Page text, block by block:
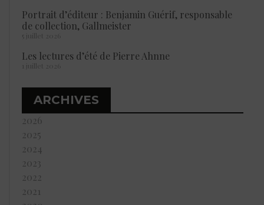
Portrait d’éditeur : Benjamin Guérif, responsable
de collection, Gallmeister
5 juillet 2026
Les lectures d’été de Pierre Ahnne
1 juillet 2026
ARCHIVES
2026
2025
2024
2023
2022
2021